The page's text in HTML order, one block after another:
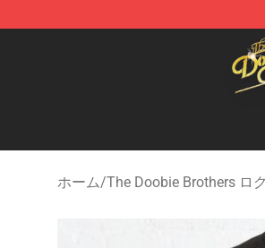
The Doobie Brothers Store -
ホーム/The Doobie Brothers ロ